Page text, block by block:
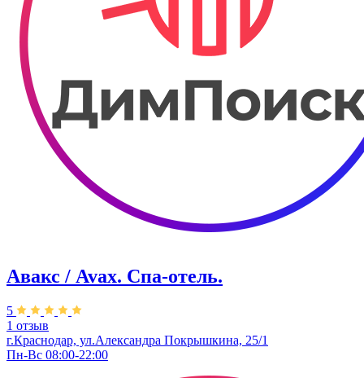
Авакс / Avax. Спа-отель.
5
1 отзыв
г.Краснодар, ул.Александра Покрышкина, 25/1
Пн-Вс 08:00-22:00